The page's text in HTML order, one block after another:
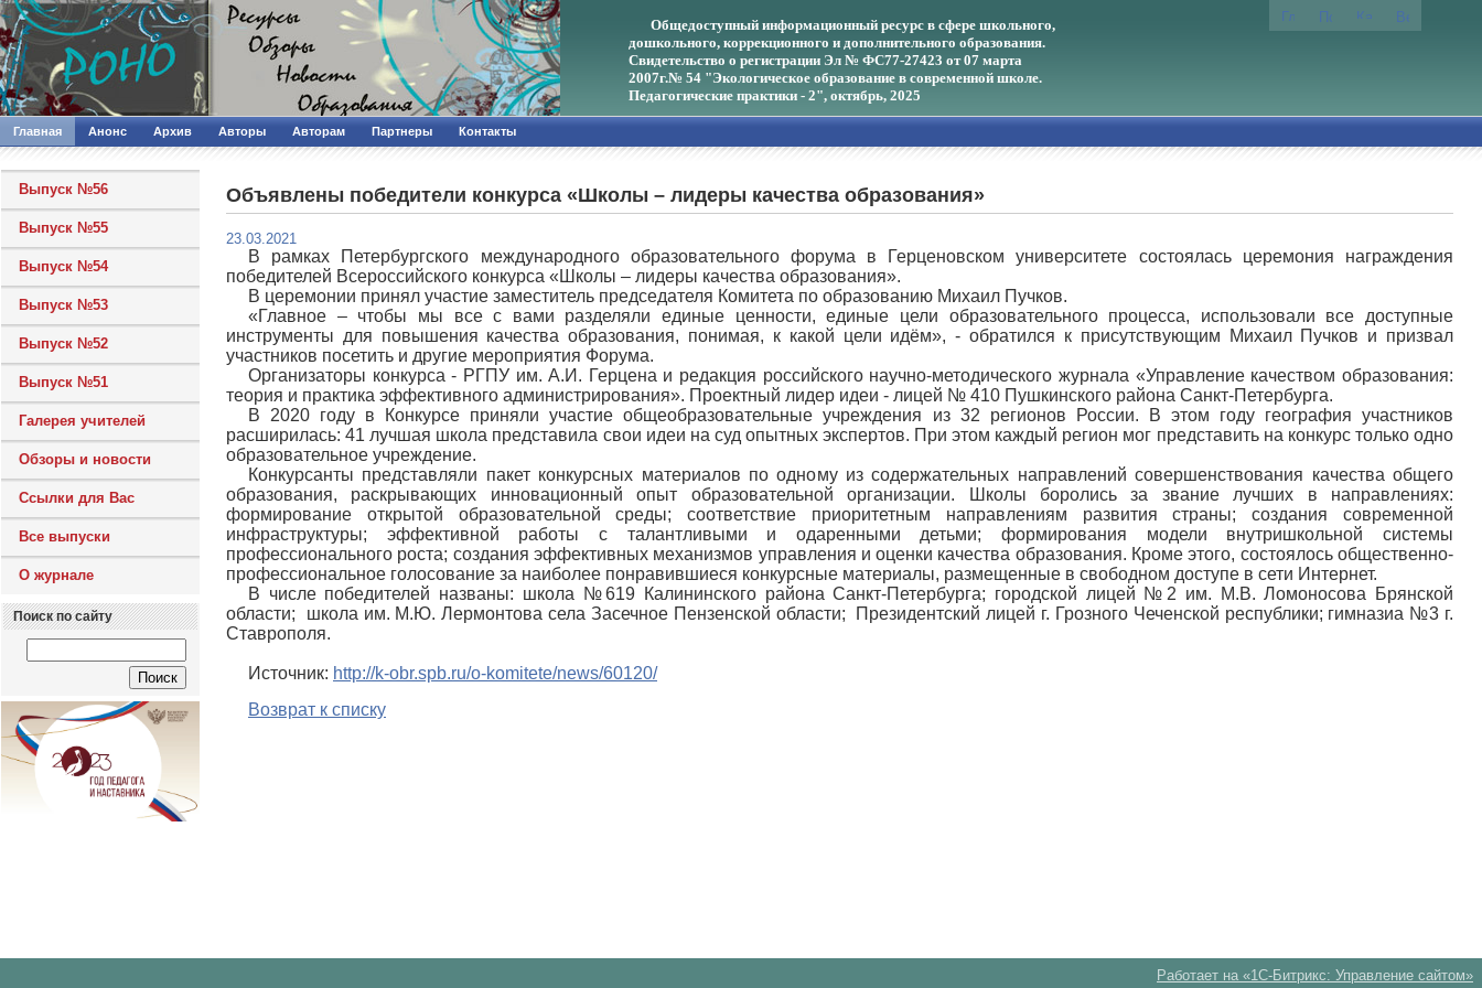
Общедоступный информационный ресурс в сфере школьного,
дошкольного, коррекционного и дополнительного образования.
Свидетельство о регистрации Эл № ФС77-27423 от 07 марта
2007г.№ 54 "Экологическое образование в современной школе.
Педагогические практики - 2", октябрь, 2025
Главная Анонс Архив Авторы Авторам Партнеры Контакты
Выпуск №56
Выпуск №55
Выпуск №54
Выпуск №53
Выпуск №52
Выпуск №51
Галерея учителей
Обзоры и новости
Ссылки для Вас
Все выпуски
О журнале
Поиск по сайту
Объявлены победители конкурса «Школы – лидеры качества образования»
23.03.2021
В рамках Петербургского международного образовательного форума в Герценовском университете состоялась церемония награждения
победителей Всероссийского конкурса «Школы – лидеры качества образования».
В церемонии принял участие заместитель председателя Комитета по образованию Михаил Пучков.
«Главное – чтобы мы все с вами разделяли единые ценности, единые цели образовательного процесса, использовали все доступные
инструменты для повышения качества образования, понимая, к какой цели идём», - обратился к присутствующим Михаил Пучков и призвал
участников посетить и другие мероприятия Форума.
Организаторы конкурса - РГПУ им. А.И. Герцена и редакция российского научно-методического журнала «Управление качеством образования:
теория и практика эффективного администрирования». Проектный лидер идеи - лицей № 410 Пушкинского района Санкт-Петербурга.
В 2020 году в Конкурсе приняли участие общеобразовательные учреждения из 32 регионов России. В этом году география участников
расширилась: 41 лучшая школа представила свои идеи на суд опытных экспертов. При этом каждый регион мог представить на конкурс только одно
образовательное учреждение.
Конкурсанты представляли пакет конкурсных материалов по одному из содержательных направлений совершенствования качества общего
образования, раскрывающих инновационный опыт образовательной организации. Школы боролись за звание лучших в направлениях:
формирование открытой образовательной среды; соответствие приоритетным направлениям развития страны; создания современной
инфраструктуры; эффективной работы с талантливыми и одаренными детьми; формирования модели внутришкольной системы
профессионального роста; создания эффективных механизмов управления и оценки качества образования. Кроме этого, состоялось общественно-
профессиональное голосование за наиболее понравившиеся конкурсные материалы, размещенные в свободном доступе в сети Интернет.
В числе победителей названы: школа №619 Калининского района Санкт-Петербурга; городской лицей №2 им. М.В. Ломоносова Брянской
области; школа им. М.Ю. Лермонтова села Засечное Пензенской области; Президентский лицей г. Грозного Чеченской республики; гимназиа №3 г.
Ставрополя.
Источник: http://k-obr.spb.ru/o-komitete/news/60120/
Возврат к списку
Работает на «1С-Битрикс: Управление сайтом»